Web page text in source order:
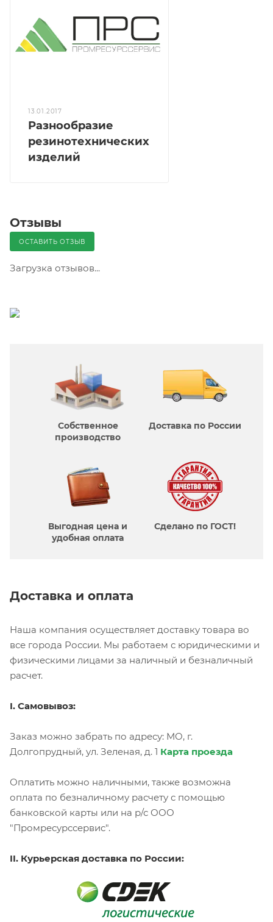
13.01.2017
Разнообразие
резинотехнических
изделий
Отзывы
ОСТАВИТЬ ОТЗЫВ
Загрузка отзывов...
Собственное
производcтво
Доставка по России
Выгодная цена и
удобная оплата
Сделано по ГОСТ!
Доставка и оплата
Наша компания осуществляет доставку товара во
все города России. Мы работаем с юридическими и
физическими лицами за наличный и безналичный
расчет.
I. Самовывоз:
Заказ можно забрать по адресу: МО, г.
Долгопрудный, ул. Зеленая, д. 1 Карта проезда
Оплатить можно наличными, также возможна
оплата по безналичному расчету с помощью
банковской карты или на р/с ООО
"Промресурссервис".
II. Курьерская доставка по России: